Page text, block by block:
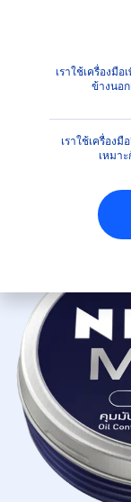
เราใช้เครื่องมื
ข้างนอ
เราใช้เครื่อง
เหมา
ผลิตภัณฑ์ ส